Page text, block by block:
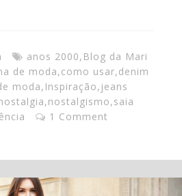
anos 2000, Blog da Mari
de moda,como usar,denim
moda, Inspiração, jeans
,nostalgismo,saia
1 Comment